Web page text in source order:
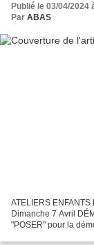
Publié le 03/04/2024
Par ABAS
ATELIERS
Dimanche 7 Avril
"POSER" pour la